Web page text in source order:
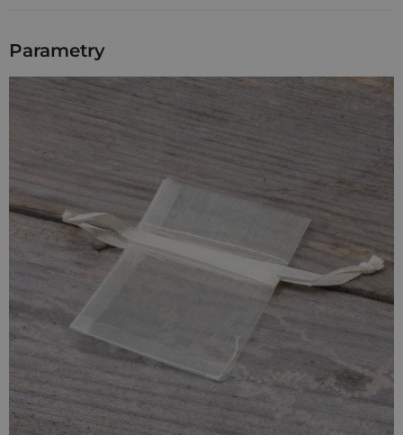
niewielkich przedmiotów, jak i licznych bibelotów. Solidna
zaś jej przezroczystość sprawia, że nie będzie konieczne
wielominutowe szukanie konkretnej paczki - zamiast tego
spakowane przedmioty będą widoczne już na pierwszy rzut
woreczki z organzy
są wielofunkcyjne:
doskonale sprawdzą się nie tylko jako przechowalnia małych
przedmiotów, ale również źródło przyjemnych zapachów -
można w nich schować np. suszone kwiaty czy specjalne
kulki zapachowe, a także wiele innych rzeczy!
Parametry